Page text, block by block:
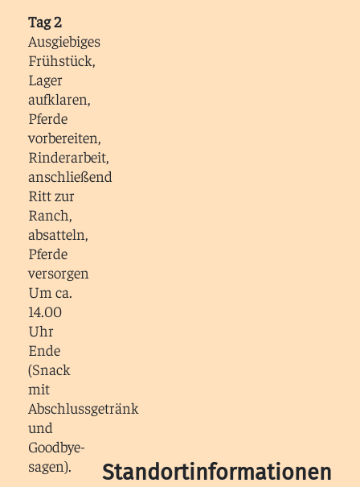
Tag 2
Ausgiebiges
Frühstück,
Lager
aufklaren,
Pferde
vorbereiten,
Rinderarbeit,
anschließend
Ritt zur
Ranch,
absatteln,
Pferde
versorgen
Um ca.
14.00
Uhr
Ende
(Snack
mit
Abschlussgetränk
und
Goodbye-
sagen).
Standortinformationen